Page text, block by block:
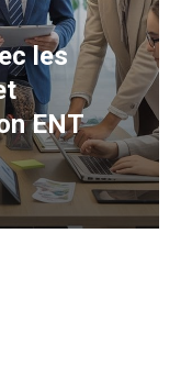
les
ENT